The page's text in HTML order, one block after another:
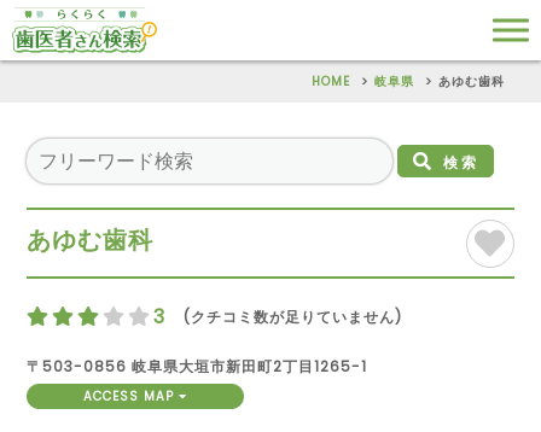
HOME 岐阜県 あゆむ歯科
検索
あゆむ歯科
3 (クチコミ数が足りていません)
〒503-0856 岐阜県大垣市新田町2丁目1265-1
ACCESS MAP